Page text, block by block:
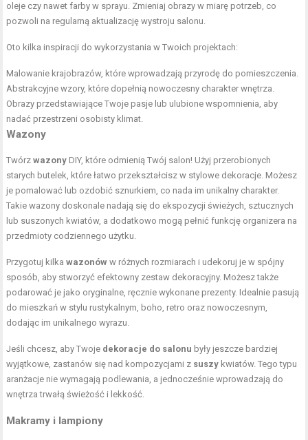
oleje czy nawet farby w sprayu. Zmieniaj obrazy w miarę potrzeb, co
pozwoli na regularną aktualizację wystroju salonu.
Oto kilka inspiracji do wykorzystania w Twoich projektach:
Malowanie krajobrazów, które wprowadzają przyrodę do pomieszczenia.
Abstrakcyjne wzory, które dopełnią nowoczesny charakter wnętrza.
Obrazy przedstawiające Twoje pasje lub ulubione wspomnienia, aby
nadać przestrzeni osobisty klimat.
Wazony
Twórzwazony DIY, które odmienią Twój salon! Użyj przerobionych
starych butelek, które łatwo przekształcisz w stylowe dekoracje. Możesz
je pomalować lub ozdobić sznurkiem, co nada im unikalny charakter.
Takie wazony doskonale nadają się do ekspozycji świeżych, sztucznych
lub suszonych kwiatów, a dodatkowo mogą pełnić funkcję organizera na
przedmioty codziennego użytku.
Przygotuj kilkawazonów w różnych rozmiarach i udekoruj je w spójny
sposób, aby stworzyć efektowny zestaw dekoracyjny. Możesz także
podarować je jako oryginalne, ręcznie wykonane prezenty. Idealnie pasują
do mieszkań w stylu rustykalnym, boho, retro oraz nowoczesnym,
dodając im unikalnego wyrazu.
Jeśli chcesz, aby Twoje dekoracje do salonu były jeszcze bardziej
wyjątkowe, zastanów się nad kompozycjami z suszy kwiatów. Tego typu
aranżacje nie wymagają podlewania, a jednocześnie wprowadzają do
wnętrza trwałą świeżość i lekkość.
Makramy i lampiony